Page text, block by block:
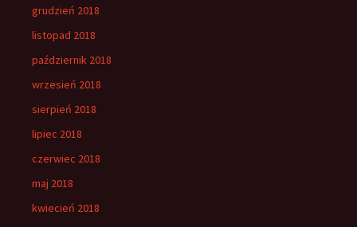
grudzień 2018
listopad 2018
październik 2018
wrzesień 2018
sierpień 2018
lipiec 2018
czerwiec 2018
maj 2018
kwiecień 2018